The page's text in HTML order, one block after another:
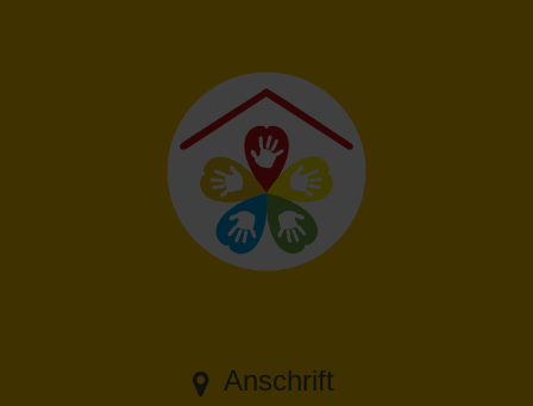
Anschrift